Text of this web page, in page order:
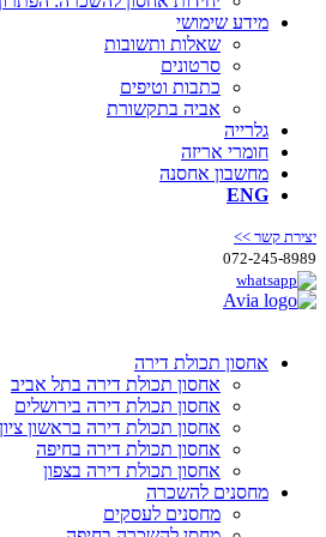
מידע שימושי
שאלות ותשובות
סרטונים
כתבות וטיפים
אביה בתקשורת
גלרייה
חומרי אריזה
מחשבון אחסנה
ENG
יצירת קשר >>
072-245-8989
אחסון תכולת דירה
אחסון תכולת דירה בתל אביב
אחסון תכולת דירה בירושלים
אחסון תכולת דירה בראשון ציון
אחסון תכולת דירה בחיפה
אחסון תכולת דירה בצפון
מחסנים להשכרה
מחסנים לעסקים